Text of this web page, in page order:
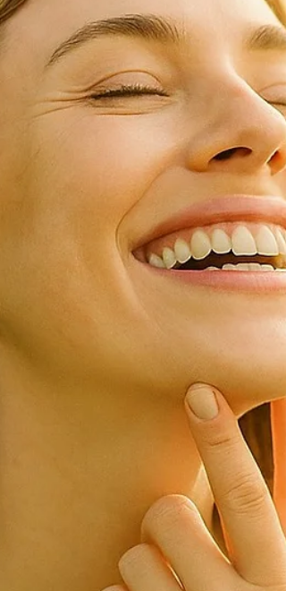
Questo articolo è il secondo di una serie dedicata al
rapporto tra vitamina D e salute orale, ispirata alla
revisione sistematica pubblicata su BMC Oral Health
(Ziada S, Wishahe A, Mabrouk N, Sahtout S. Vitamin
deficiency and oral health: a systematic review of
literature. BMC Oral Health. 2025 Apr 1;25(1):468. doi:
10.1186/s12903-025-05883-w. PMID: 40170041;
PMC11959803.). Dopo aver esplorato il legame con la
parodontite, oggi ci occupiamo di un tema tanto
important